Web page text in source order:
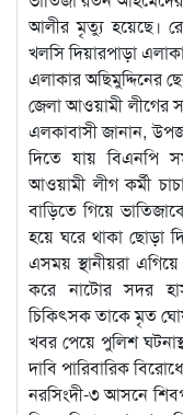
আলীর মৃত্যু হয়েছে।
খলসি দিয়ারপাড়া
এলাকার অছিমুদ্দিনের
জেলা আওয়ামী লীগের
এলকাবাসী জানান,
দিতে যায় বিএনপি
আওয়ামী লীগ কর্মী
বাড়িতে গিয়ে
হয়ে ঘরে থাকা ছোড়া
এসময় স্থানীয়রা
করে নাটোর সদর
চিকিৎসক তাকে মৃত
খবর পেয়ে পুলিশ
দাবি পারিবারিক
নরসিংদী-৩ আসনে